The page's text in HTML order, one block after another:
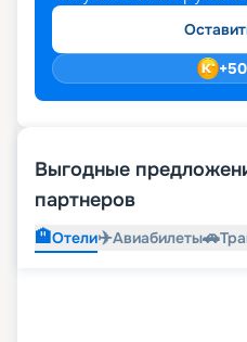
+
Выгодные
партнеров
🏨Отели✈️Авиабилеты🚗